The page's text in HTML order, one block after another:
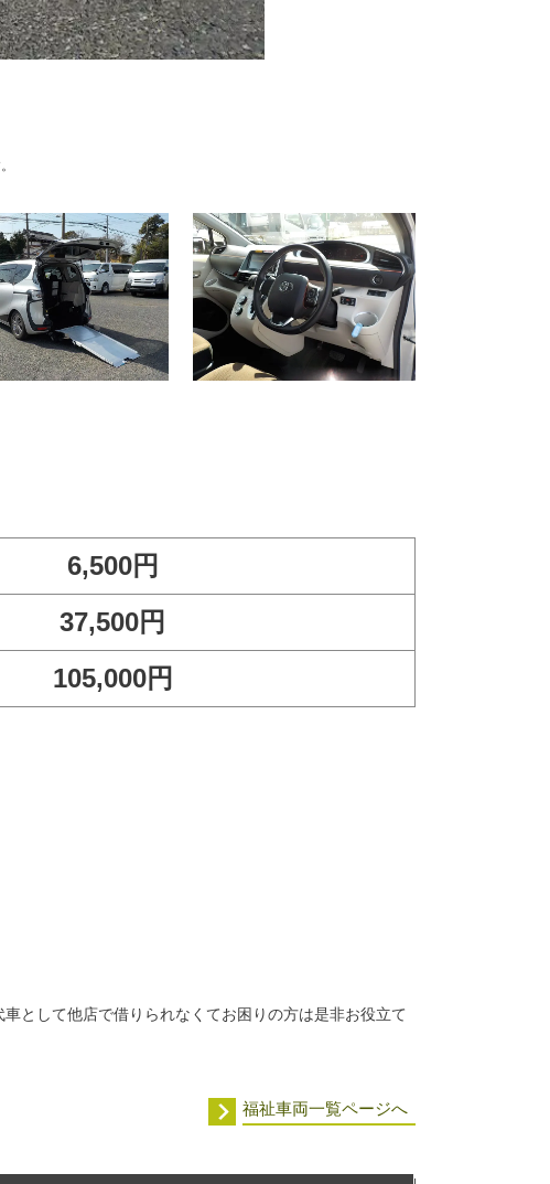
6,500円
37,500円
105,000円
として他店で借りられなくてお困りの方は是非お役立て
福祉車両一覧ページへ